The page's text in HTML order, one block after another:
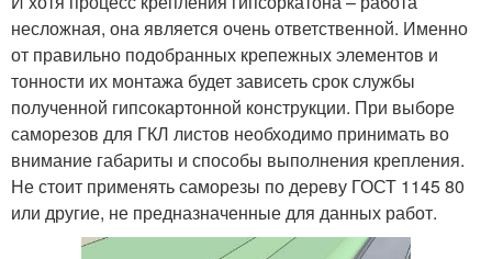
несложная, она является очень ответственной. Именно
от правильно подобранных крепежных элементов и
тонности их монтажа будет зависеть срок службы
полученной гипсокартонной конструкции. При выборе
саморезов для ГКЛ листов необходимо принимать во
внимание габариты и способы выполнения крепления.
Не стоит применять саморезы по дереву ГОСТ 1145 80
или другие, не предназначенные для данных работ.